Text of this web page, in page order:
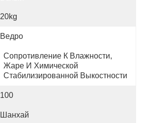
20kg
Ведро
Сопротивление К Влажности,
Жаре И Химической
Стабилизированной Выкостности
100
Шанхай